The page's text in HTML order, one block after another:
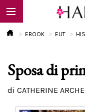
EBOOK
EBOOK ELIT
Sposa di
di CATHERINE